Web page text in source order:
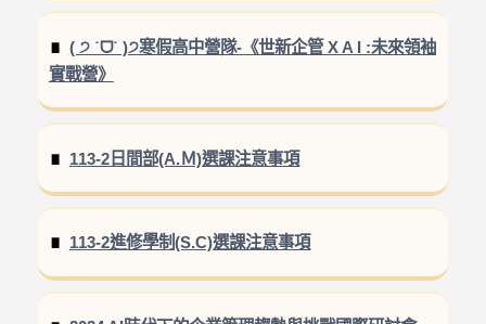
( ੭ ˙ᗜ˙ )੭寒假高中營隊-《世新企管 X A I :未來領袖
實戰營》
113-2日間部(A.Ｍ)選課注意事項
113-2進修學制(S.C)選課注意事項